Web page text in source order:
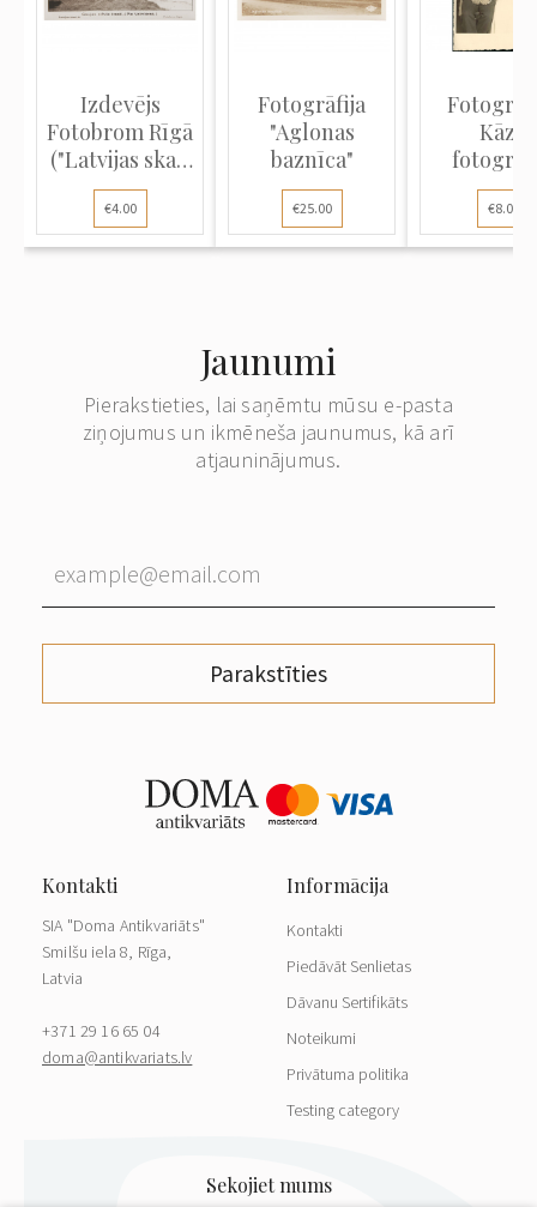
Izdevējs
Fotobrom Rīgā
("Latvijas skati
46"): Gaujas
stāvie krasti pie
Valmieras. Tīra
€4.00
Fotogrāfija
"Aglonas
baznīca"
€25.00
Kāzu
€8.00
Jaunumi
Pierakstieties, lai saņēmtu mūsu e-pasta
ziņojumus un ikmēneša jaunumus, kā arī
atjauninājumus.
Parakstīties
SIA "Doma Antikvariāts"
Smilšu iela 8, Rīga,
Latvia
+371 29 16 65 04
doma@antikvariats.lv
Kontakti
Piedāvāt Senlietas
Dāvanu Sertifikāts
Noteikumi
Privātuma politika
Testing category